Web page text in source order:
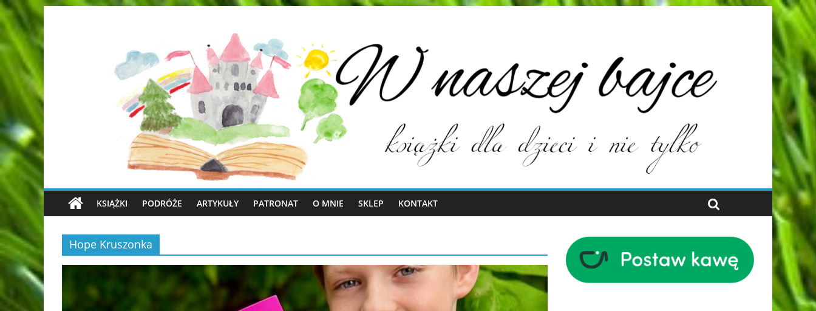
KSIĄŻKI PODRÓŻE ARTYKUŁY PATRONAT O MNIE SKLEP KONTAKT
Hope Kruszonka